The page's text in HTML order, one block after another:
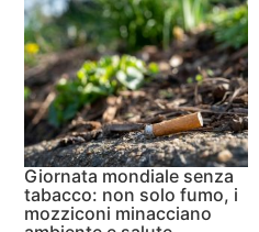
Giornata mondiale senza
tabacco: non solo fumo, i
mozziconi minacciano